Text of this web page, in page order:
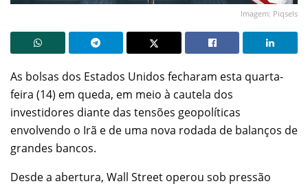
Imagem: Piqsels
As bolsas dos Estados Unidos fecharam esta quarta-
feira (14) em queda, em meio à cautela dos
investidores diante das tensões geopolíticas
envolvendo o Irã e de uma nova rodada de balanços de
grandes bancos.
Desde a abertura, Wall Street operou sob pressão